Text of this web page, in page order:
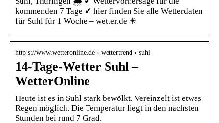
kommenden 7 Tage ✔ hier finden Sie alle Wetterdaten
für Suhl für 1 Woche – wetter.de ☀
http s://www.wetteronline.de › wettertrend › suhl
14-Tage-Wetter Suhl –
WetterOnline
Heute ist es in Suhl stark bewölkt. Vereinzelt ist etwas
Regen möglich. Die Temperatur liegt in den nächsten
Stunden bei rund 7 Grad.